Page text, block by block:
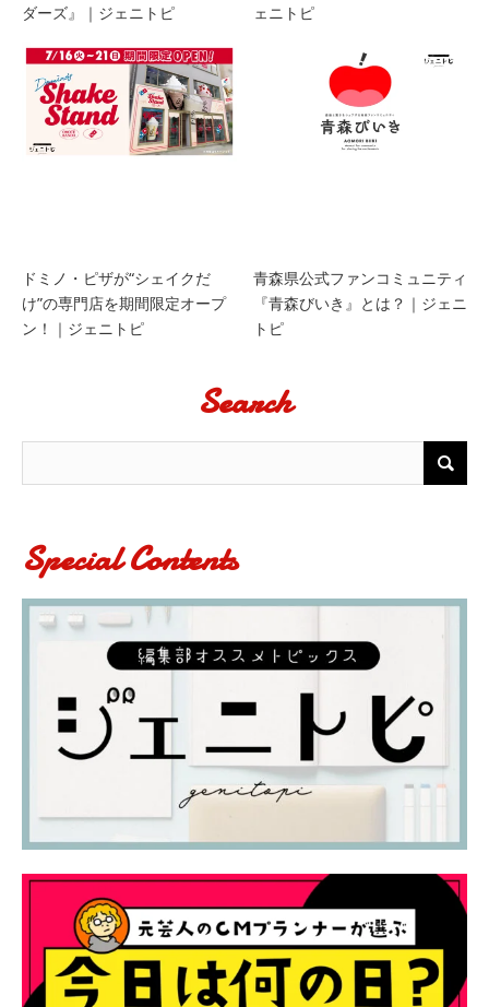
ダーズ』｜ジェニトピ
ェニトピ
ドミノ・ピザが“シェイクだ
け”の専門店を期間限定オープ
ン！｜ジェニトピ
青森県公式ファンコミュニティ
『青森びいき』とは？｜ジェニ
トピ
Search
Special Contents